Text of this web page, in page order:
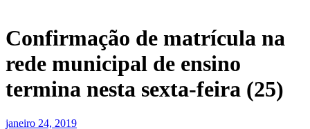
Confirmação de matrícula na
rede municipal de ensino
termina nesta sexta-feira (25)
janeiro 24, 2019